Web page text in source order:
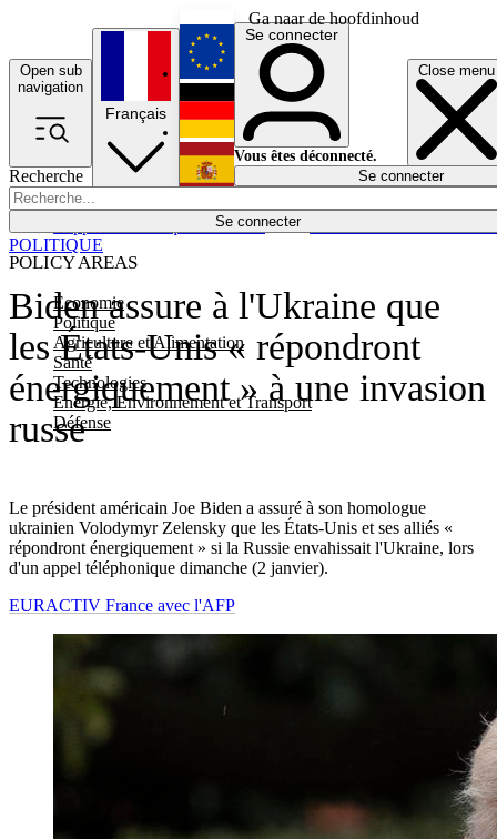
Ga naar de hoofdinhoud
Open sub
navigation
Close menu
Recherche
Se connecter
POLICY AREAS
Economie
Politique
Agriculture et Alimentation
Santé
Technologies
Energie, Environnement et Transport
Défense
Économie
Français
English
Deutsch
Español
Se connecter
Vous êtes déconnecté.
Se connecter
Biden assure à l'Ukraine que
les États-Unis « répondront
énergiquement » à une invasion
russe
Le président américain Joe Biden a assuré à son homologue
ukrainien Volodymyr Zelensky que les États-Unis et ses alliés «
répondront énergiquement » si la Russie envahissait l'Ukraine, lors
d'un appel téléphonique dimanche (2 janvier).
POLITIQUE
EURACTIV France avec l'AFP